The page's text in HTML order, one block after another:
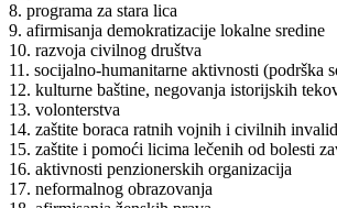
8. programa za stara lica
9. afirmisanja demokratizacije lokalne sredine
10. razvoja civilnog društva
11. socijalno-humanitarne aktivnosti (podrška
12. kulturne baštine, negovanja istorijskih
13. volonterstva
14. zaštite boraca ratnih vojnih i civilnih
15. zaštite i pomoći licima lečenih od bolesti
16. aktivnosti penzionerskih organizacija
17. neformalnog obrazovanja